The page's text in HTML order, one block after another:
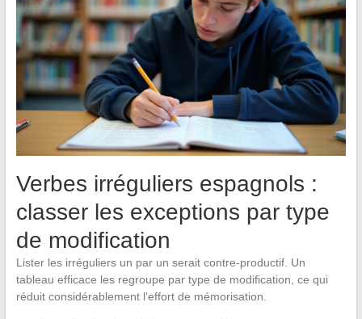
Verbes irréguliers espagnols :
classer les exceptions par type
de modification
Lister les irréguliers un par un serait contre-productif. Un
tableau efficace les regroupe par type de modification, ce qui
réduit considérablement l’effort de mémorisation.